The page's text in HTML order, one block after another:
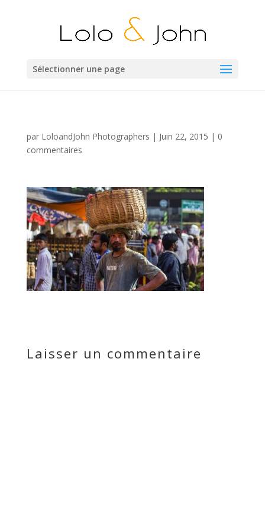
Sélectionner une page
par LoloandJohn Photographers | Juin 22, 2015 | 0
commentaires
Laisser un commentaire